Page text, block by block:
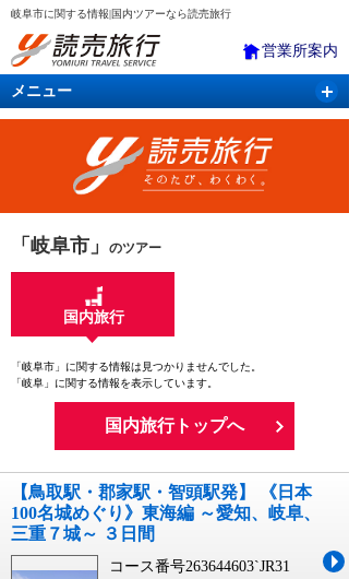
岐阜市に関する情報|国内ツアーなら読売旅行
営業所案内
メニュー
国内旅行 バスツアー 海外旅行
「岐阜市」 のツアー
国内旅行
「岐阜市」に関する情報は見つかりませんでした。
「岐阜」に関する情報を表示しています。
国内旅行トップへ
【鳥取駅・郡家駅・智頭駅発】 《日本
100名城めぐり》東海編 ～愛知、岐阜、
三重７城～ ３日間
コース番号263644603`JR31